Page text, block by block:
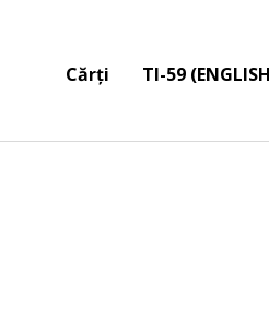
Cărți TI-59